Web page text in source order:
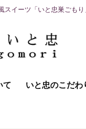
スイーツ「いと忠巣ごも
て いと忠のこだわ